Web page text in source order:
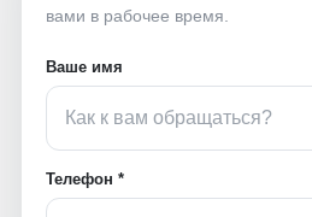
вами в рабочее время.
Ваше имя
Телефон *